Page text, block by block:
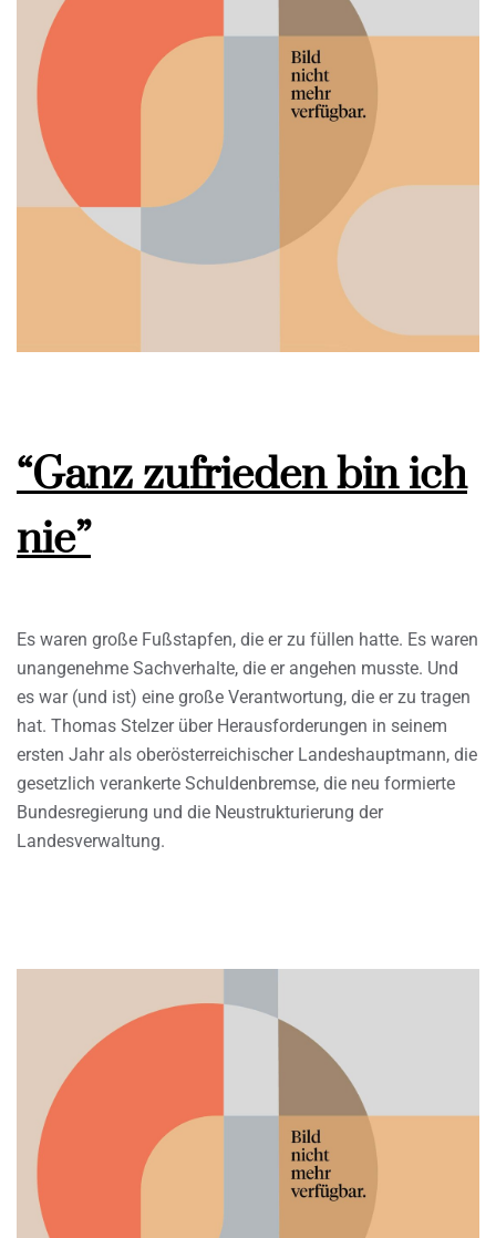
“Ganz zufrieden bin ich
nie”
Es waren große Fußstapfen, die er zu füllen hatte. Es waren
unangenehme Sachverhalte, die er angehen musste. Und
es war (und ist) eine große Verantwortung, die er zu tragen
hat. Thomas Stelzer über Herausforderungen in seinem
ersten Jahr als oberösterreichischer Landeshauptmann, die
gesetzlich verankerte Schuldenbremse, die neu formierte
Bundesregierung und die Neustrukturierung der
Landesverwaltung.